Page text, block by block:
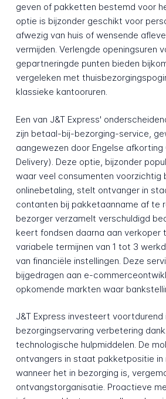
geven of pakketten bestemd voor
optie is bijzonder geschikt voor
afwezig van huis of wensende
vermijden. Verlengde openingsuren
gepartneringde punten bieden
vergeleken met
klassieke kantooruren.
Een van J&T Express'
zijn betaal-bij-bezorging-service,
aangewezen door Engelse afkorting
Delivery). Deze optie, bijzonder
waar veel consumenten voorzichtig
onlinebetaling, stelt ontvanger in
contanten bij pakketaanname af te
bezorger verzamelt verschuldigd
keert fondsen daarna aan verkoper
variabele termijnen van 1 tot 3
van financiële instellingen. Deze
bijgedragen aan e-
opkomende markten waar
J&T Express investeert voortdurend
bezorgingservaring verbetering
technologische hulpmiddelen. De
ontvangers in staat pakketpositie
wanneer het in bezorging is,
ontvangstorganisatie. Proactieve